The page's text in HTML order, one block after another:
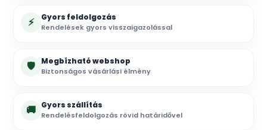
⚡ Gyors feldolgozás
Rendelések gyors visszaigazolással
🛡 Megbízható webshop
Biztonságos vásárlási élmény
🚚 Gyors szállítás
Rendelésfeldolgozás rövid határidővel